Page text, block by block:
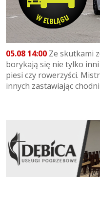
05.08 14:00 Ze skutkami
borykają się nie tylko
piesi czy rowerzyści.
innych zastawiając